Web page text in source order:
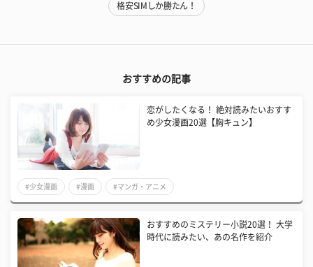
格安SIMしか勝たん！
おすすめの記事
恋がしたくなる！ 絶対読みたいおすす
め少女漫画20選【胸キュン】
#少女漫画 #漫画 #マンガ・アニメ
おすすめのミステリー小説20選！ 大学
時代に読みたい、あの名作を紹介